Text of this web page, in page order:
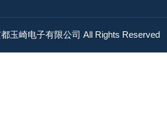
玉崎电子有限公司 All Rights Reserved